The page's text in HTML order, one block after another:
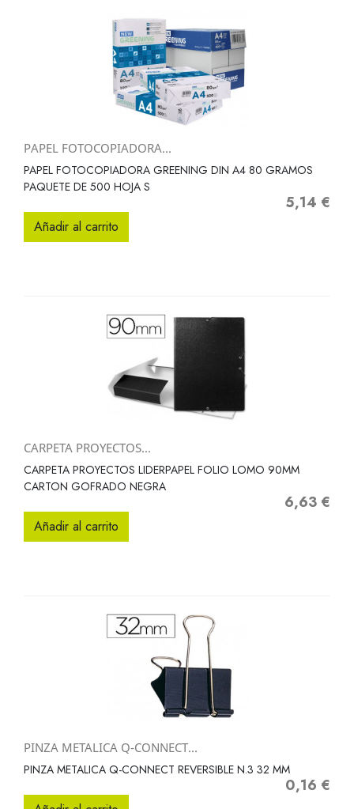
PAPEL FOTOCOPIADORA...
PAPEL FOTOCOPIADORA GREENING DIN A4 80 GRAMOS
PAQUETE DE 500 HOJA S
Precio
5,14 €
Añadir al carrito
CARPETA PROYECTOS...
CARPETA PROYECTOS LIDERPAPEL FOLIO LOMO 90MM
CARTON GOFRADO NEGRA
Precio
6,63 €
Añadir al carrito
PINZA METALICA Q-CONNECT...
PINZA METALICA Q-CONNECT REVERSIBLE N.3 32 MM
Precio
0,16 €